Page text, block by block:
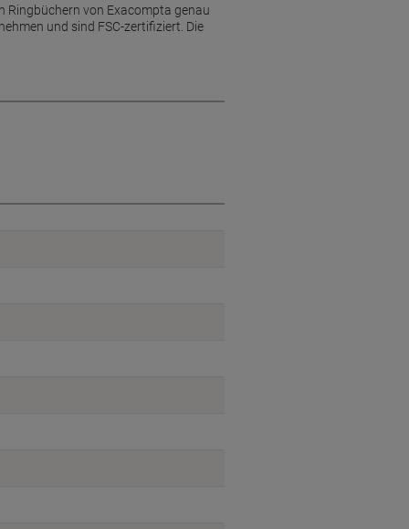
Ringbüchern von Exacompta genau
und sind FSC-zertifiziert. Die